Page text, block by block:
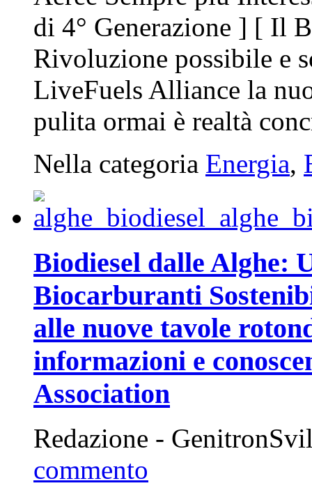
di 4° Generazione ] [ Il
Rivoluzione possibile e
LiveFuels Alliance la
pulita ormai è realtà
Nella categoria Energia,
Biodiesel dalle Alghe:
Biocarburanti
alle nuove tavole
informazioni e
Association
Redazione -
commento